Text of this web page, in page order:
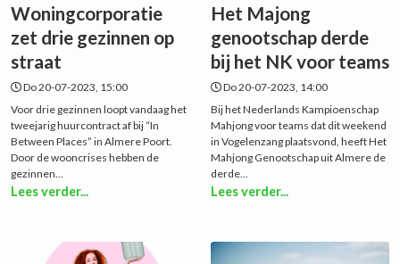
Woningcorporatie
zet drie gezinnen op
straat
Do 20-07-2023, 15:00
Voor drie gezinnen loopt vandaag het
tweejarig huurcontract af bij “In
Between Places” in Almere Poort.
Door de wooncrises hebben de
gezinnen...
Lees verder...
Het Majong
genootschap derde
bij het NK voor teams
Do 20-07-2023, 14:00
Bij het Nederlands Kampioenschap
Mahjong voor teams dat dit weekend
in Vogelenzang plaatsvond, heeft Het
Mahjong Genootschap uit Almere de
derde...
Lees verder...